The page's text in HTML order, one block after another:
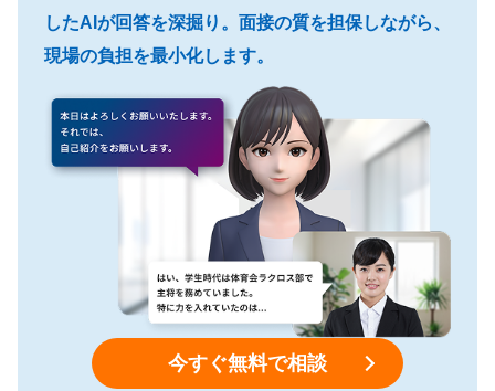
したAIが回答を深掘り。面接の質を担保しながら、
現場の負担を最小化します。
今すぐ無料で相談